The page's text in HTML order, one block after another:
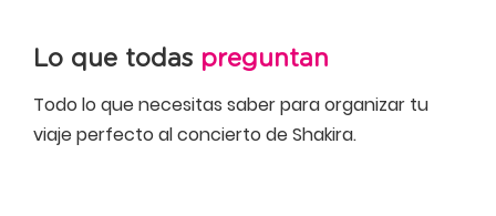
Lo que todas preguntan
Todo lo que necesitas saber para organizar tu
viaje perfecto al concierto de Shakira.